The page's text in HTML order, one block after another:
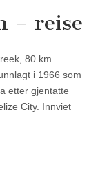
– reise
80 km
i 1966 som
etter gjentatte
City. Innviet